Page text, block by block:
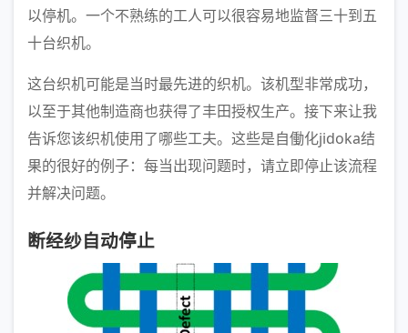
以停机。一个不熟练的工人可以很容易地监督三十到五
十台织机。
这台织机可能是当时最先进的织机。该机型非常成功，
以至于其他制造商也获得了丰田授权生产。接下来让我
告诉您该织机使用了哪些工夫。这些是自働化jidoka结
果的很好的例子：每当出现问题时，请立即停止该流程
并解决问题。
断经纱自动停止